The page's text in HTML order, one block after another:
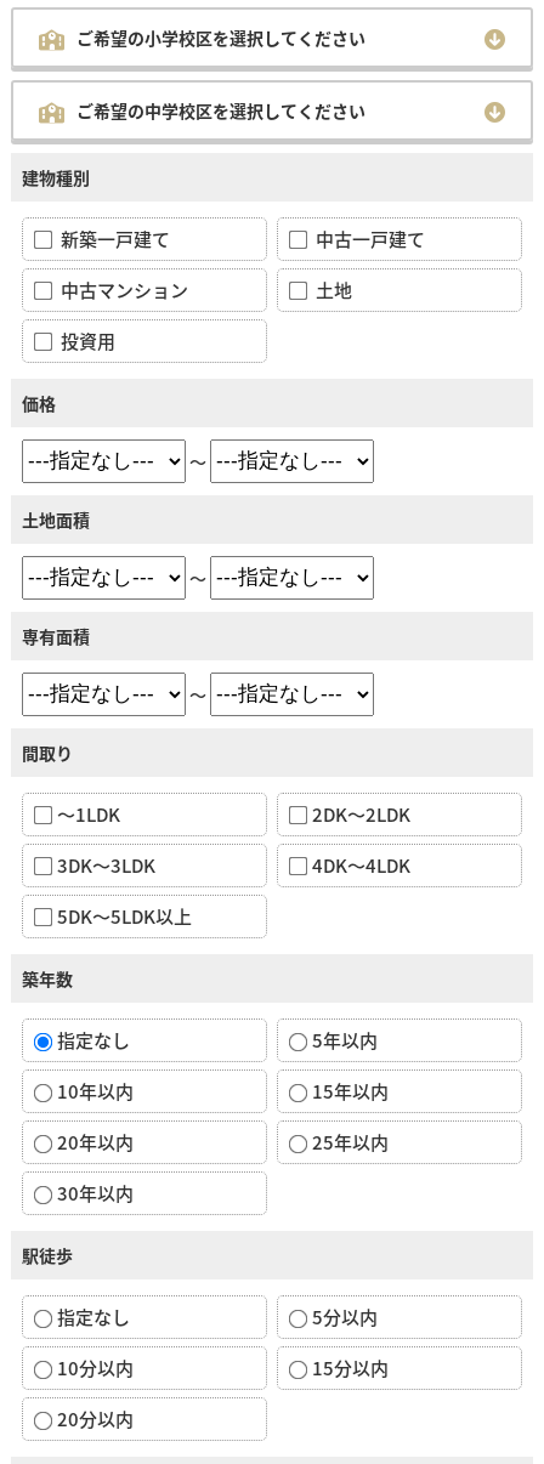
ご希望の小学校区を選択してください
ご希望の中学校区を選択してください
建物種別
新築一戸建て
中古一戸建て
中古マンション
土地
投資用
価格
～
土地面積
～
専有面積
～
間取り
～1LDK
2DK～2LDK
3DK～3LDK
4DK～4LDK
5DK～5LDK以上
築年数
指定なし
5年以内
10年以内
15年以内
20年以内
25年以内
30年以内
駅徒歩
指定なし
5分以内
10分以内
15分以内
20分以内